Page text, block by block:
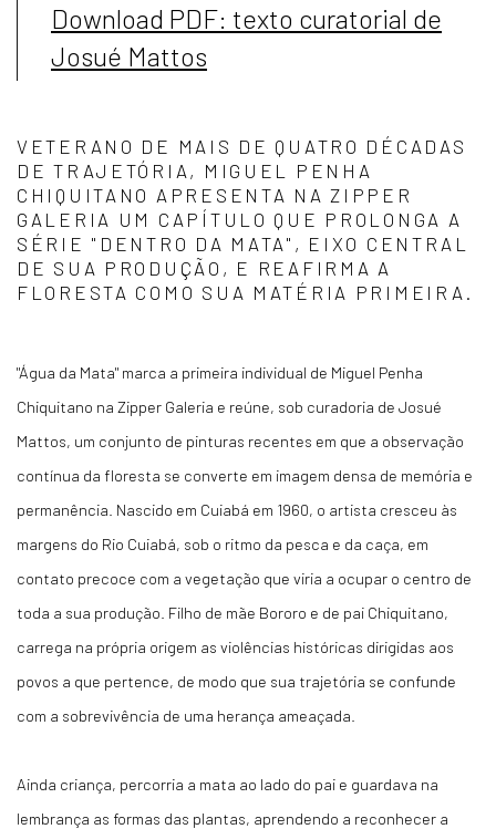
Download PDF: texto curatorial de
Josué Mattos
VETERANO DE MAIS DE QUATRO DÉCADAS
DE TRAJETÓRIA, MIGUEL PENHA
CHIQUITANO APRESENTA NA ZIPPER
GALERIA UM CAPÍTULO QUE PROLONGA A
SÉRIE "DENTRO DA MATA", EIXO CENTRAL
DE SUA PRODUÇÃO, E REAFIRMA A
FLORESTA COMO SUA MATÉRIA PRIMEIRA.
"Água da Mata" marca a primeira individual de Miguel Penha
Chiquitano na Zipper Galeria e reúne, sob curadoria de Josué
Mattos, um conjunto de pinturas recentes em que a observação
contínua da floresta se converte em imagem densa de memória e
permanência. Nascido em Cuiabá em 1960, o artista cresceu às
margens do Rio Cuiabá, sob o ritmo da pesca e da caça, em
contato precoce com a vegetação que viria a ocupar o centro de
toda a sua produção. Filho de mãe Bororo e de pai Chiquitano,
carrega na própria origem as violências históricas dirigidas aos
povos a que pertence, de modo que sua trajetória se confunde
com a sobrevivência de uma herança ameaçada.
Ainda criança, percorria a mata ao lado do pai e guardava na
lembrança as formas das plantas, aprendendo a reconhecer a